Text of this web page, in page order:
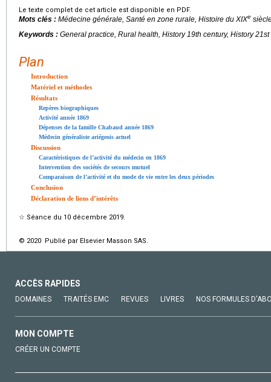
Le texte complet de cet article est disponible en PDF.
Mots clés : Médecine générale, Santé en zone rurale, Histoire du XIXe
Keywords : General practice, Rural health, History 19th century, History 21st
Plan
Introduction
Matériel et méthodes
Résultats
Repères biographiques
Activité année 1869
Dépenses de la famille Chabaud année 1869
Médecin généraliste ariégeois actuel
Discussion
Caractéristiques de l’activité du médecin en 1869
Intervention des sociétés de secours mutuel
Comparaison de l’activité et du mode de vie entre les deux périodes
Conclusion
Déclaration de liens d’intérêts
☆ Séance du 10 décembre 2019.
© 2020 Publié par Elsevier Masson SAS.
ACCÈS RAPIDES
DOMAINES TRAITÉS EMC REVUES LIVRES NOS FORMULES
MON COMPTE
CRÉER UN COMPTE